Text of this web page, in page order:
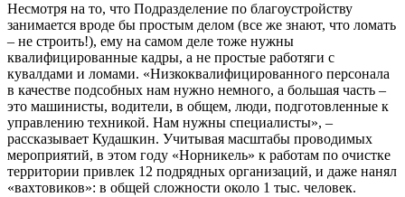
Несмотря на то, что Подразделение по благоустройству
занимается вроде бы простым делом (все же знают, что ломать
– не строить!), ему на самом деле тоже нужны
квалифицированные кадры, а не простые работяги с
кувалдами и ломами. «Низкоквалифицированного персонала
в качестве подсобных нам нужно немного, а большая часть –
это машинисты, водители, в общем, люди, подготовленные к
управлению техникой. Нам нужны специалисты», –
рассказывает Кудашкин. Учитывая масштабы проводимых
мероприятий, в этом году «Норникель» к работам по очистке
территории привлек 12 подрядных организаций, и даже нанял
«вахтовиков»: в общей сложности около 1 тыс. человек.